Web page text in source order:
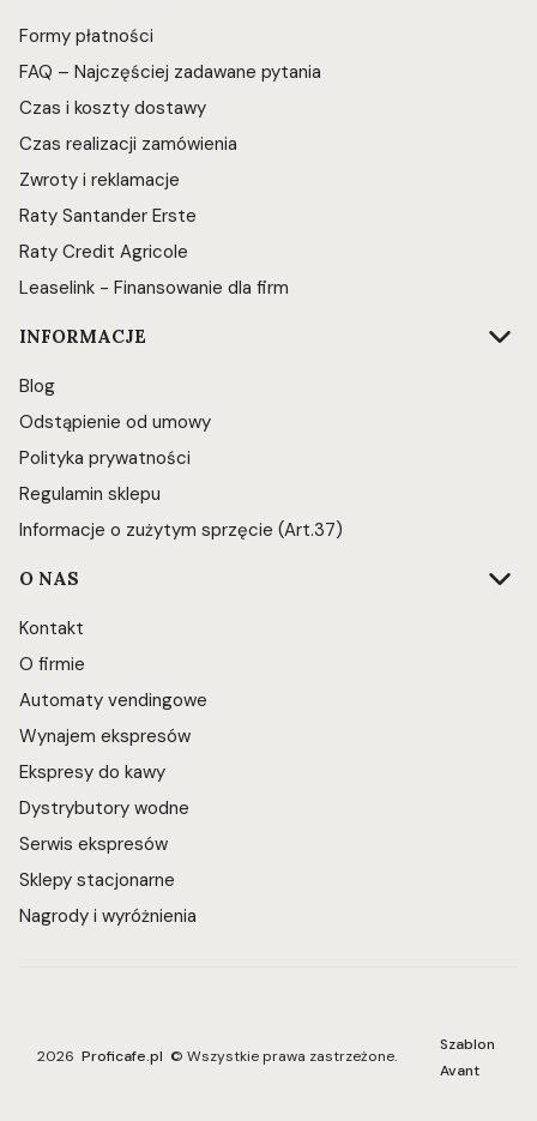
Formy płatności
FAQ – Najczęściej zadawane pytania
Czas i koszty dostawy
Czas realizacji zamówienia
Zwroty i reklamacje
Raty Santander Erste
Raty Credit Agricole
Leaselink - Finansowanie dla firm
INFORMACJE
Blog
Odstąpienie od umowy
Polityka prywatności
Regulamin sklepu
Informacje o zużytym sprzęcie (Art.37)
O NAS
Kontakt
O firmie
Automaty vendingowe
Wynajem ekspresów
Ekspresy do kawy
Dystrybutory wodne
Serwis ekspresów
Sklepy stacjonarne
Nagrody i wyróżnienia